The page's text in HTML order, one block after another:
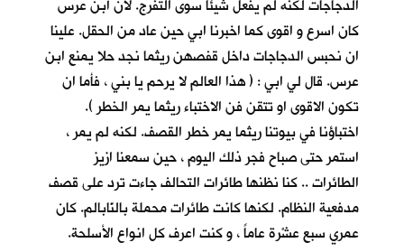
الدجاجات لكنه لم يفعل شيئا سوى التفرج. لان أبن عرس
كان اسرع و اقوى كما اخبرنا ابي حين عاد من الحقل. علينا
ان نحبس الدجاجات داخل قفصهن ريثما نجد حلا يمنع ابن
عرس. قال لي ابي : ( هذا العالم لا يرحم يا بني ، فأما ان
تكون الاقوى او تتقن فن الاختباء ريثما يمر الخطر ).
اختباؤنا في بيوتنا ريثما يمر خطر القصف. لكنه لم يمر ،
استمر حتى صباح فجر ذلك اليوم ، حين سمعنا ازيز
الطائرات .. كنا نظنها طائرات التحالف جاءت ترد على قصف
مدفعية النظام. لكنها كانت طائرات محملة بالنّابالم. كان
عمري سبع عشْرة عاماً ، و كنت اعرف كل انواع الأسلحة.